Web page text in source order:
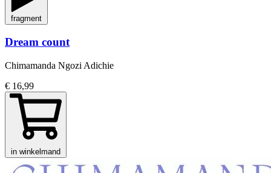
fragment
Dream count
Chimamanda Ngozi Adichie
€ 16,99
in winkelmand